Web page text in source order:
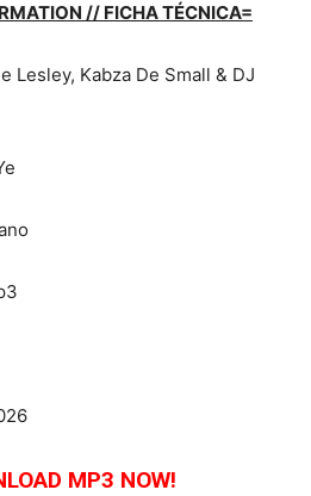
// FICHA TÉCNICA=
Lesley, Kabza De Small & DJ
MP3 NOW!